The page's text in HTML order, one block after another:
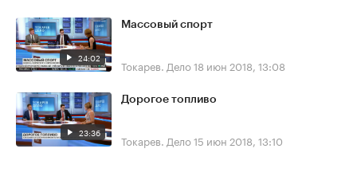
24:02
Массовый спорт
Токарев. Дело18 июн 2018, 13:08
23:36
Дорогое топливо
Токарев. Дело15 июн 2018, 13:10